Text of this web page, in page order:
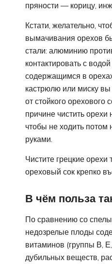
пряности — корицу,
Кстати, желательно,
вымачивания орехов
стали: алюминию
контактировать с
содержащимся в
кастрюлю или миску
от стойкого орехового
причине чистить орехи
чтобы не ходить
руками.
Чистите грецкие орехи
ореховый сок крепко
В чём польза
По сравнению со
недозрелые плоды
витаминов (группы В,
дубильных веществ,